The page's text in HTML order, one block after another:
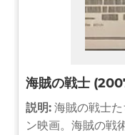
海賊の戦士
説明: 海賊の戦士
ン映画。海賊の戦